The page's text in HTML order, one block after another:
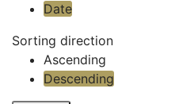
Date
Sorting direction
Ascending
Descending